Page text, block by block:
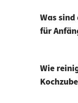
Was
für
Wie